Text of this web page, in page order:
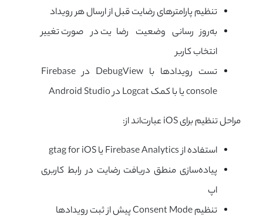
تنظیم پارامترهای رضایت قبل از ارسال هر رویداد
به‌روزرسانی وضعیت رضایت در صورت تغییر
انتخاب کاربر
تست رویدادها با DebugView در Firebase
console یا با کمک Logcat در Android Studio
مراحل تنظیم برای iOS عبارت‌اند از:
استفاده از Firebase Analytics یا gtag for iOS
پیاده‌سازی منطق دریافت رضایت در رابط کاربری
اپ
تنظیم Consent Mode پیش از ثبت رویدادها